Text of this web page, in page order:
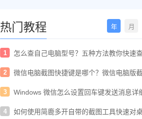
热门教程 年 月
1
怎么查自己电脑型号？五种方法教你快速
2
微信电脑截图快捷键是哪个？微信电脑版
3
Windows 微信怎么设置回车键发送消息详
4
如何使用简鹿多开自带的截图工具快速对